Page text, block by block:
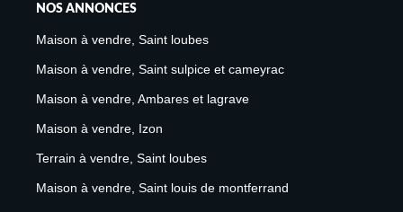
NOS ANNONCES
Maison à vendre, Saint loubes
Maison à vendre, Saint sulpice et cameyrac
Maison à vendre, Ambares et lagrave
Maison à vendre, Izon
Terrain à vendre, Saint loubes
Maison à vendre, Saint louis de montferrand